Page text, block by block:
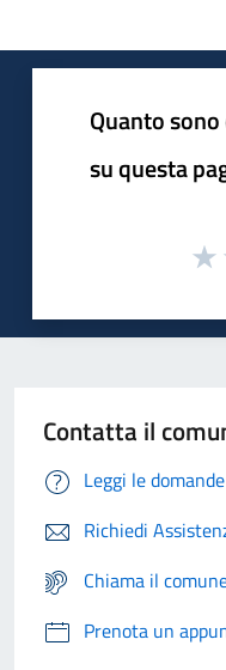
Quanto
su questa
Contatta il
Leggi le
Richiedi
Chiama il
Prenota un